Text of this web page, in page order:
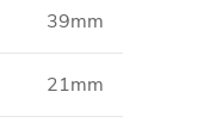
39mm
21mm